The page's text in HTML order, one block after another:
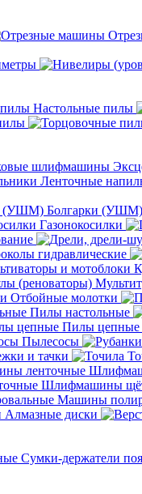
Настольные пилы
Ленточные
Болгарки (УШМ)
Газонокосилки
гидравлические
Отбойные молотки
Пилы настольные
Пилы цепные
Пылесосы
и тачки
Шлифмашины
Машины
Алмазные диски
Сумки-держатели